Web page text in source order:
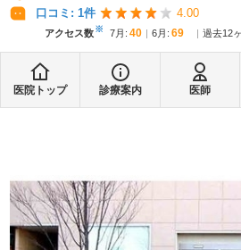
口コミ: 1件 4.00
アクセス数※ 7月 : 40 6月 : 69 過去12
医院トップ 診療案内 医師